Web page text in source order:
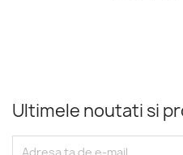
Ultimele noutati si